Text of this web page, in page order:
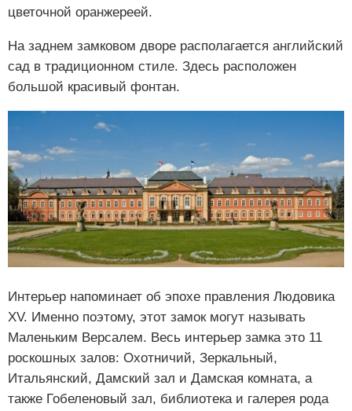
цветочной оранжереей.
На заднем замковом дворе располагается английский
сад в традиционном стиле. Здесь расположен
большой красивый фонтан.
Интерьер напоминает об эпохе правления Людовика
XV. Именно поэтому, этот замок могут называть
Маленьким Версалем. Весь интерьер замка это 11
роскошных залов: Охотничий, Зеркальный,
Итальянский, Дамский зал и Дамская комната, а
также Гобеленовый зал, библиотека и галерея рода